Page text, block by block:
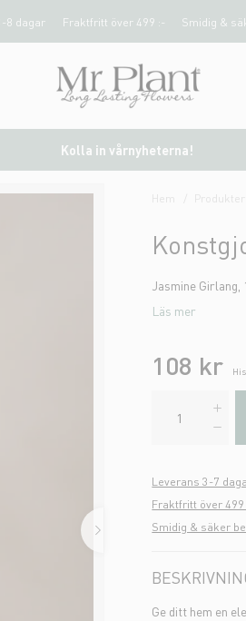
8 dagar Fraktfritt över 499 :- Smidig &
Kolla in vårnyheterna!
Hem Produkter
Jasmine Girlang,
Läs mer
108 kr
Leverans 3-7
Fraktfritt över
Smidig & säker
Ge ditt hem en